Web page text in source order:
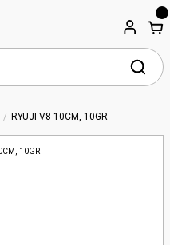
RYUJI V8 10CM, 10GR